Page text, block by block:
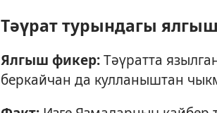
Тәүрат турындагы
Ялгыш фикер:Тәүратта
беркайчан да кулланыштан